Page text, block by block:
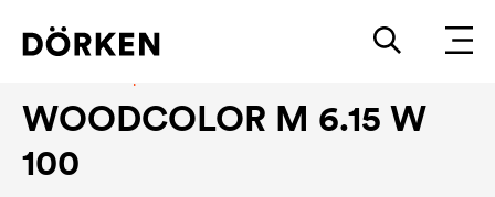
WOODCOLOR M 6.15 W
100